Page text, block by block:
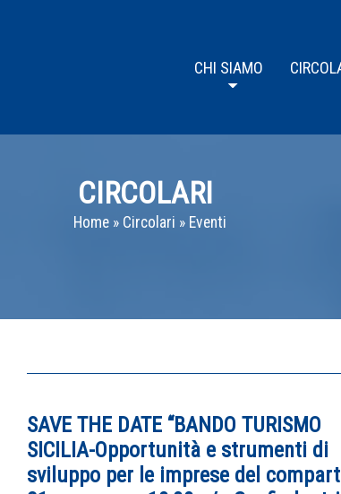
CHI SIAMO
CIRCOLARI
Home» Circolari » Eventi
SAVE THE DATE “BANDO TURISMO
SICILIA-Opportunità e strumenti di
sviluppo per le imprese del